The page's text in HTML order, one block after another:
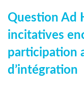
Question Ad
incitatives
participation
d’intégration